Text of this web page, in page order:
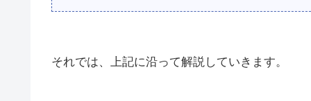
それでは、上記に沿って解説していきます。